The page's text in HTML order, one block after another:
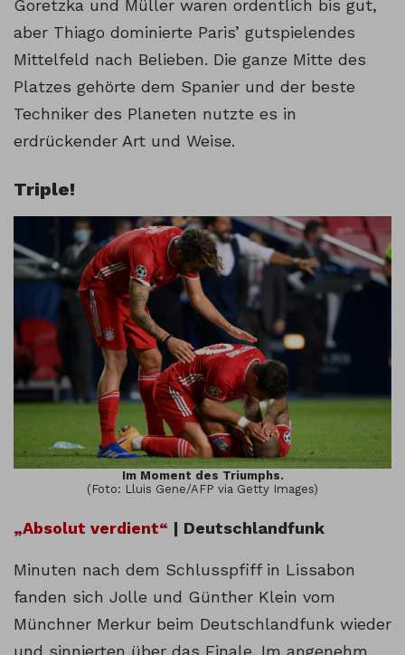
Goretzka und Müller waren ordentlich bis gut,
aber Thiago dominierte Paris’ gutspielendes
Mittelfeld nach Belieben. Die ganze Mitte des
Platzes gehörte dem Spanier und der beste
Techniker des Planeten nutzte es in
erdrückender Art und Weise.
Triple!
Im Moment des Triumphs.
(Foto: Lluis Gene/AFP via Getty Images)
„Absolut verdient“ | Deutschlandfunk
Minuten nach dem Schlusspfiff in Lissabon
fanden sich Jolle und Günther Klein vom
Münchner Merkur beim Deutschlandfunk wieder